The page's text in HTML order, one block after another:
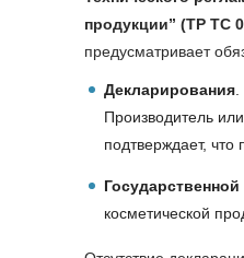
продукции” (ТР ТС
предусматривает
Декларирования
Производитель
подтверждает, что
косметической